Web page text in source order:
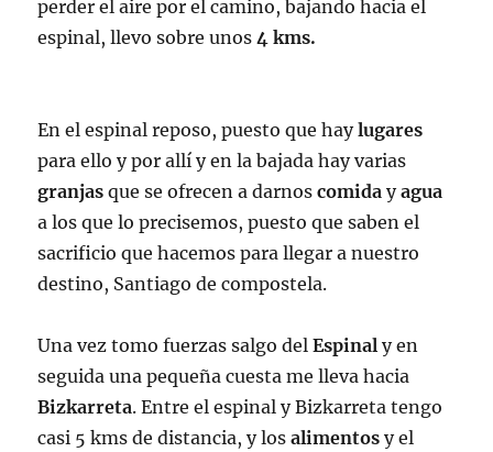
perder el aire por el camino, bajando hacia el
espinal, llevo sobre unos 4 kms.
En el espinal reposo, puesto que haylugares
para ello y por allí y en la bajada hay varias
granjas que se ofrecen a darnoscomida yagua
a los que lo precisemos, puesto que saben el
sacrificio que hacemos para llegar a nuestro
destino, Santiago de compostela.
Una vez tomo fuerzas salgo delEspinal y en
seguida una pequeña cuesta me lleva hacia
Bizkarreta. Entre el espinal y Bizkarreta tengo
casi 5 kms de distancia, y losalimentos y el